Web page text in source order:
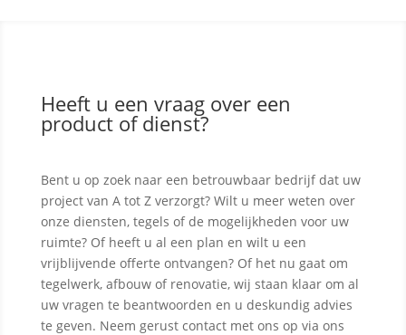
Heeft u een vraag over een
product of dienst?
Bent u op zoek naar een betrouwbaar bedrijf dat uw
project van A tot Z verzorgt? Wilt u meer weten over
onze diensten, tegels of de mogelijkheden voor uw
ruimte? Of heeft u al een plan en wilt u een
vrijblijvende offerte ontvangen? Of het nu gaat om
tegelwerk, afbouw of renovatie, wij staan klaar om al
uw vragen te beantwoorden en u deskundig advies
te geven. Neem gerust contact met ons op via ons